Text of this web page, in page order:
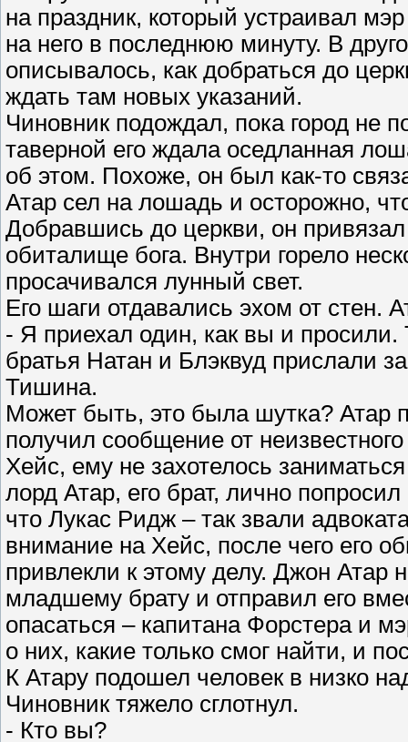
на праздник, который устраивал
на него в последнюю минуту. В
описывалось, как добраться до
ждать там новых указаний.
Чиновник подождал, пока город не
таверной его ждала оседланная
об этом. Похоже, он был как-то
Атар сел на лошадь и осторожно,
Добравшись до церкви, он
обиталище бога. Внутри горело
просачивался лунный свет.
Его шаги отдавались эхом от стен.
- Я приехал один, как вы и
братья Натан и Блэквуд прислали
Тишина.
Может быть, это была шутка? Атар
получил сообщение от
Хейс, ему не захотелось
лорд Атар, его брат, лично
что Лукас Ридж – так звали
внимание на Хейс, после чего его
привлекли к этому делу. Джон Атар
младшему брату и отправил его
опасаться – капитана Форстера и
о них, какие только смог найти, и
К Атару подошел человек в низко
Чиновник тяжело сглотнул.
- Кто вы?